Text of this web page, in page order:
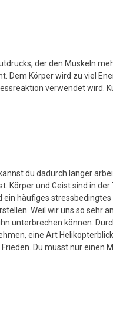
der den Muskeln
Dem Körper wird zu viel
verwendet wird.
du dadurch länger
Körper und Geist sind in
ein häufiges
Weil wir uns so sehr
unterbrechen können.
eine Art
Du musst nur einen